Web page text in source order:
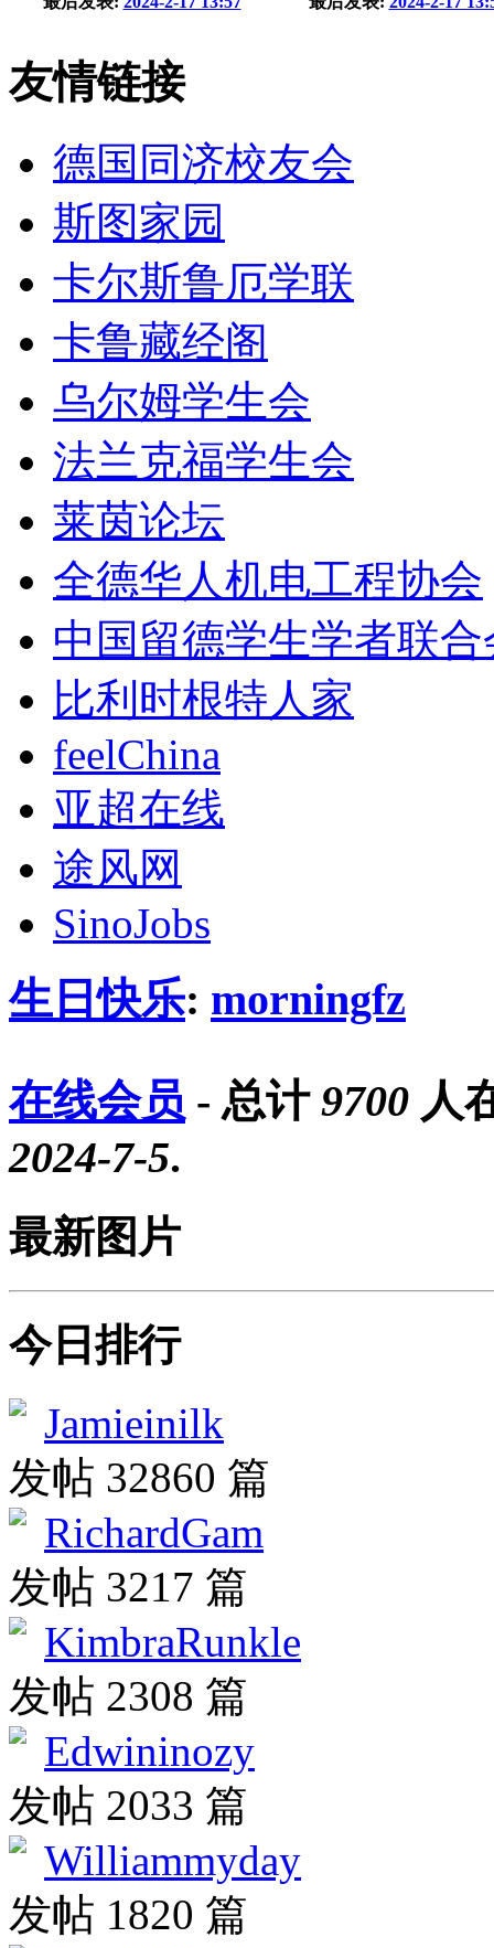
友情链接
德国同济校友会
斯图家园
卡尔斯鲁厄学联
卡鲁藏经阁
乌尔姆学生会
法兰克福学生会
莱茵论坛
全德华人机电工程协会
中国留德学生学者联合
比利时根特人家
feelChina
亚超在线
途风网
SinoJobs
生日快乐: morningfz
在线会员 - 总计 9700 人
2024-7-5.
最新图片
今日排行
Jamieinilk
发帖 32860 篇
RichardGam
发帖 3217 篇
KimbraRunkle
发帖 2308 篇
Edwininozy
发帖 2033 篇
Williammyday
发帖 1820 篇